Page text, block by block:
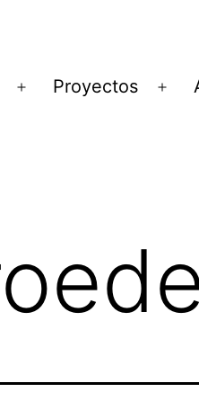
Abrir
Proyectos